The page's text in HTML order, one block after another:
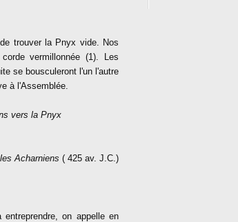
trouver la Pnyx vide. Nos
vermillonnée (1). Les
se bousculeront l'un l'autre
à l'Assemblée.
vers la Pnyx
les Acharniens ( 425 av. J.C.)
on appelle en